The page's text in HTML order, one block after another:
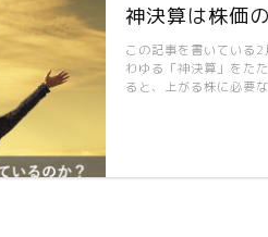
神決算は株価
この記事を書いている
わゆる「神決算」をた
ると、上がる株に必要